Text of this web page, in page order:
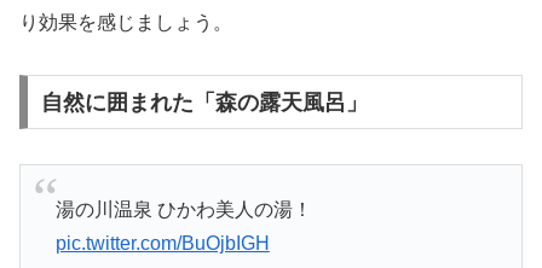
り効果を感じましょう。
自然に囲まれた「森の露天風呂」
湯の川温泉 ひかわ美人の湯！
pic.twitter.com/BuOjbIGH